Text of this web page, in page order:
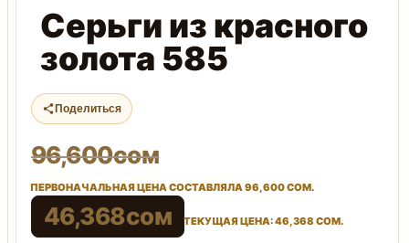
Серьги из красного
золота 585
Поделиться
96,600сом
ПЕРВОНАЧАЛЬНАЯ ЦЕНА СОСТАВЛЯЛА 96,600 СОМ.
46,368сом ТЕКУЩАЯ ЦЕНА: 46,368 СОМ.